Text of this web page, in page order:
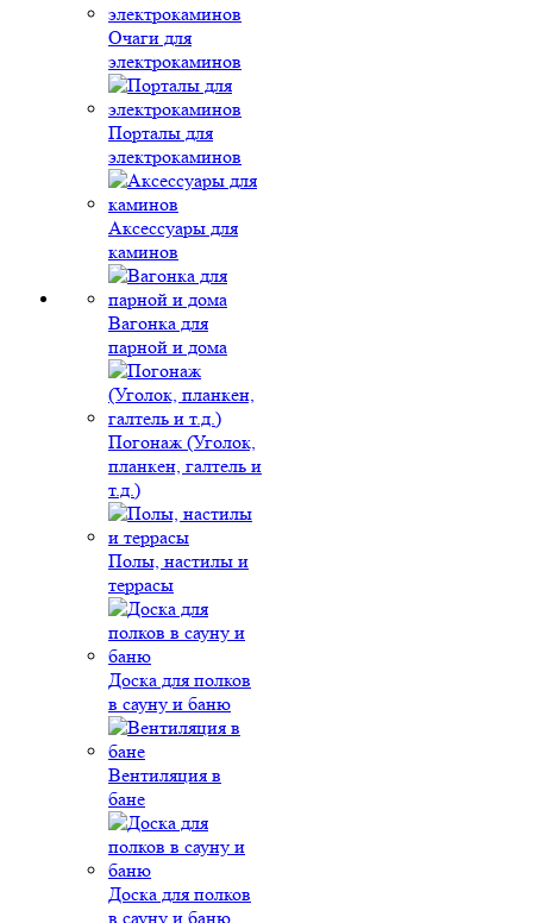
Очаги для
электрокаминов
Порталы для
электрокаминов
Аксессуары для
каминов
Вагонка для
парной и дома
Погонаж (Уголок,
планкен, галтель и
т.д.)
Полы, настилы и
террасы
Доска для полков
в сауну и баню
Вентиляция в
бане
Доска для полков
в сауну и баню